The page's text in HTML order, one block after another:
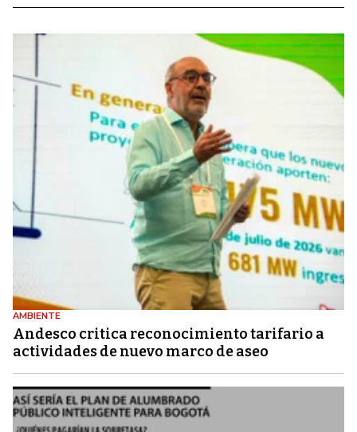
AMBIENTE
Andesco critica reconocimiento tarifario a
actividades de nuevo marco de aseo